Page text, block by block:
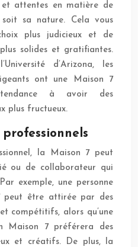
et attentes en matière de
sa nature. Cela vous
plus judicieux et de
solides et gratifiantes.
d’Arizona, les
ont une Maison 7
à avoir des
plus fructueux.
la Maison 7 peut
ou de collaborateur qui
exemple, une personne
peut être attirée par des
compétitifs, alors qu’une
Maison 7 préférera des
et créatifs. De plus, la